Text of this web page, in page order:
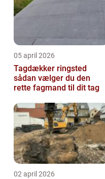
05 april 2026
Tagdækker ringsted
sådan vælger du den
rette fagmand til dit tag
02 april 2026